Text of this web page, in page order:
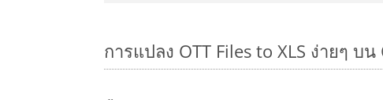
การแปลง OTT Files to XLS ง่ายๆ บน